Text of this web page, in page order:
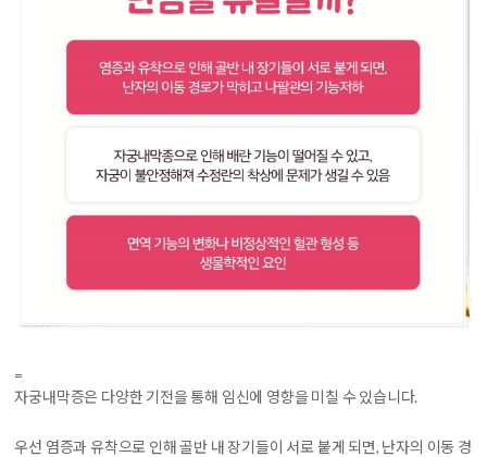
=
자궁내막증은 다양한 기전을 통해 임신에 영향을 미칠 수 있습니다.
우선 염증과 유착으로 인해 골반 내 장기들이 서로 붙게 되면, 난자의 이동 경